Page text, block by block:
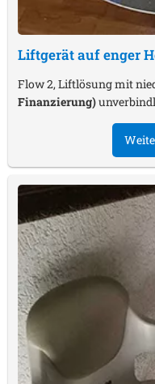
Liftgerät auf enger
Flow 2, Liftlösung mit
Finanzierung)